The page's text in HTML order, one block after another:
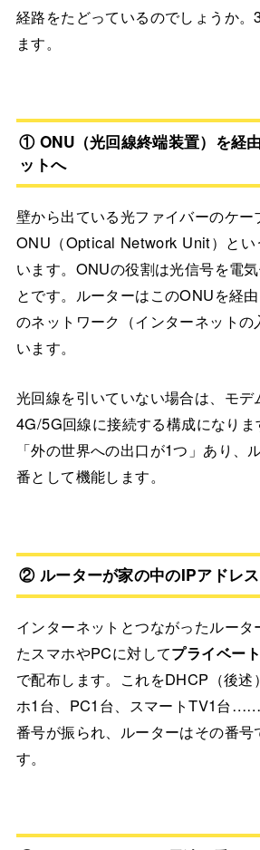
経路をたどっているのでしょうか。
ます。
① ONU（光回線終端装置）を経
ットへ
壁から出ている光ファイバーのケー
ONU（Optical Network Unit）とい
います。ONUの役割は光信号を電
とです。ルーターはこのONUを経
のネットワーク（インターネットの
います。
光回線を引いていない場合は、モ
4G/5G回線に接続する構成になりま
「外の世界への出口が1つ」あり、
番として機能します。
② ルーターが家の中のIPアドレ
インターネットとつながったルータ
たスマホやPCに対してプライベー
で配布します。これをDHCP（後述
ホ1台、PC1台、スマートTV1台
番号が振られ、ルーターはその番号
す。